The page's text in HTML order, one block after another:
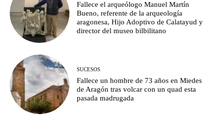
Fallece el arqueólogo Manuel Martín
Bueno, referente de la arqueología
aragonesa, Hijo Adoptivo de Calatayud y
director del museo bilbilitano
SUCESOS
Fallece un hombre de 73 años en Miedes
de Aragón tras volcar con un quad esta
pasada madrugada